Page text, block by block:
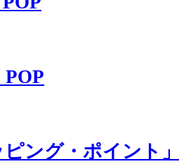
POP
ピング・ポイント